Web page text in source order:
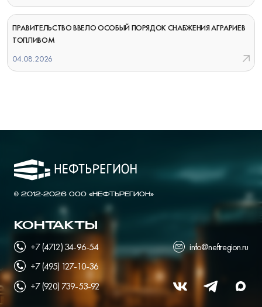
ПРАВИТЕЛЬСТВО ВВЕЛО ОСОБЫЙ ПОРЯДОК СНАБЖЕНИЯ АГРАРИЕВ
ТОПЛИВОМ
04.08.2026
© 2012-2026 ООО «НЕФТЬРЕГИОН»
КОНТАКТЫ
+7 (4712) 34-96-54
+7 (495) 127-10-36
+7 (920) 739-53-92
info@neftregion.ru